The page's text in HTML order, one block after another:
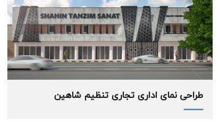
طراحی نمای اداری تجاری تنظیم شاهین